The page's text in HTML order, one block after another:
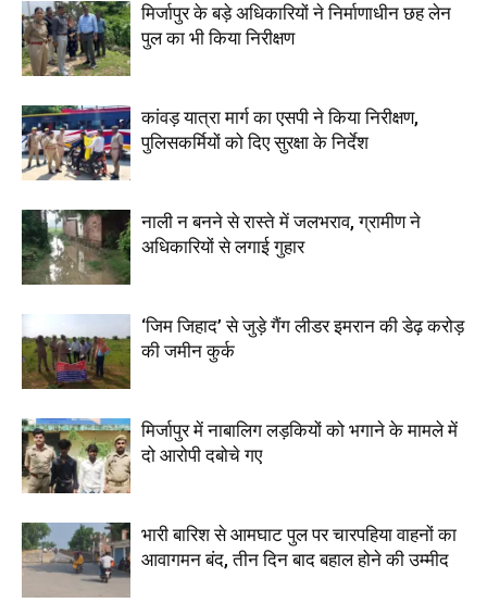
मिर्जापुर के बड़े अधिकारियों ने निर्माणाधीन छह लेन
पुल का भी किया निरीक्षण
कांवड़ यात्रा मार्ग का एसपी ने किया निरीक्षण,
पुलिसकर्मियों को दिए सुरक्षा के निर्देश
नाली न बनने से रास्ते में जलभराव, ग्रामीण ने
अधिकारियों से लगाई गुहार
‘जिम जिहाद’ से जुड़े गैंग लीडर इमरान की डेढ़ करोड़
की जमीन कुर्क
मिर्जापुर में नाबालिग लड़कियों को भगाने के मामले में
दो आरोपी दबोचे गए
भारी बारिश से आमघाट पुल पर चारपहिया वाहनों का
आवागमन बंद, तीन दिन बाद बहाल होने की उम्मीद